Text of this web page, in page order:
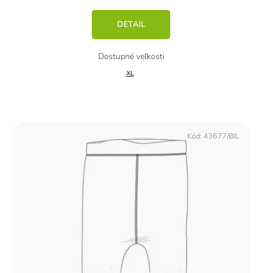
DETAIL
XL
Kód: 43677/BIL